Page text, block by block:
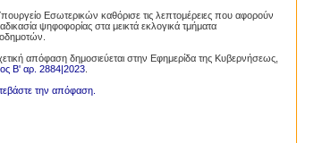
Εσωτερικών καθόρισε τις λεπτομέρειες που αφορούν
ψηφοφορίας στα μεικτά εκλογικά τμήματα
απόφαση δημοσιεύεται στην Εφημερίδα της Κυβερνήσεως,
Β' αρ. 2884|2023
την απόφαση.